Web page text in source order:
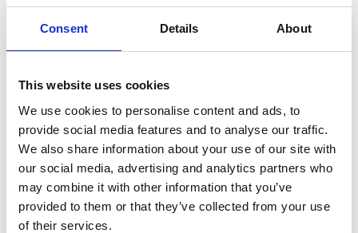
Consent Details About
This website uses cookies
We use cookies to personalise content and ads, to
provide social media features and to analyse our traffic.
We also share information about your use of our site with
our social media, advertising and analytics partners who
may combine it with other information that you’ve
provided to them or that they’ve collected from your use
of their services.
L’interscambio Italia – Repubblica ha superato
nel primo semestre i dieci miliardi di euro
Interviste
Overview Economica
Repubblica Ceca